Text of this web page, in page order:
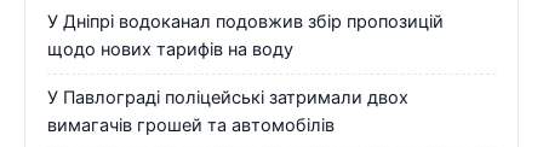
У Дніпрі водоканал подовжив збір пропозицій
щодо нових тарифів на воду
У Павлограді поліцейські затримали двох
вимагачів грошей та автомобілів